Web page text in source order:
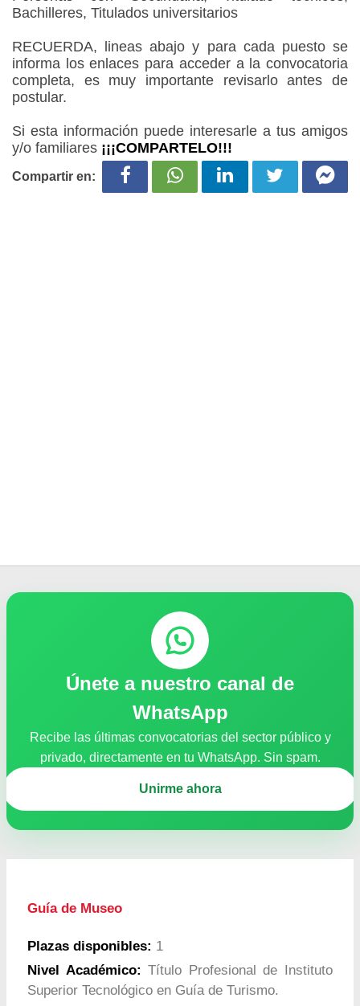
Bachilleres, Titulados universitarios
RECUERDA, lineas abajo y para cada puesto se
informa los enlaces para acceder a la convocatoria
completa, es muy importante revisarlo antes de
postular.
Si esta información puede interesarle a tus amigos
y/o familiares ¡¡¡COMPARTELO!!!
Compartir en:
Únete a nuestro canal de
WhatsApp
Recibe las últimas convocatorias del sector público y
privado, directamente en tu WhatsApp. Sin spam.
Unirme ahora
Guía de Museo
Plazas disponibles: 1
Nivel Académico: Título Profesional de Instituto
Superior Tecnológico en Guía de Turismo.